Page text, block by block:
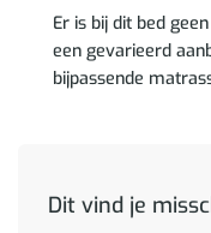
Er is bij dit bed
een gevarieerd
bijpassende
Dit vind je